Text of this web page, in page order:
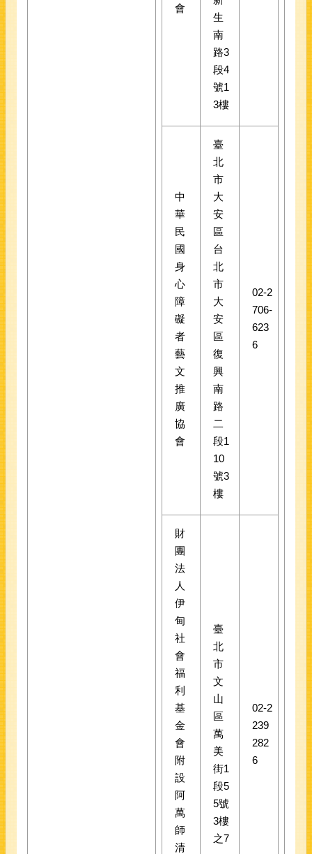
會
生
南
路3
段4
號1
3樓
中
華
民
國
身
心
障
礙
者
藝
文
推
廣
協
會
臺
北
市
大
安
區
台
北
市
大
安
區
復
興
南
路
二
段1
10
號3
樓
02-2
706-
623
6
財
團
法
人
伊
甸
社
會
福
利
基
金
會
附
設
阿
萬
師
清
臺
北
市
文
山
區
萬
美
街1
段5
5號
3樓
之7
02-2
239
282
6